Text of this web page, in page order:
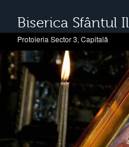
Biserica Sfântul
Protoieria Sector 3, Capitală